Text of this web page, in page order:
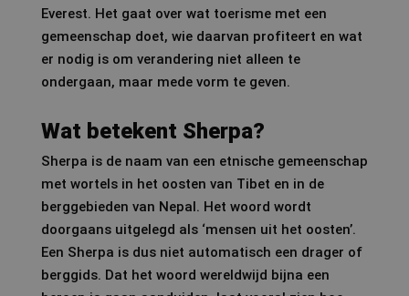
Everest. Het gaat over wat toerisme met een
gemeenschap doet, wie daarvan profiteert en wat
er nodig is om verandering niet alleen te
ondergaan, maar mede vorm te geven.
Wat betekent Sherpa?
Sherpa is de naam van een etnische gemeenschap
met wortels in het oosten van Tibet en in de
berggebieden van Nepal. Het woord wordt
doorgaans uitgelegd als ‘mensen uit het oosten’.
Een Sherpa is dus niet automatisch een drager of
berggids. Dat het woord wereldwijd bijna een